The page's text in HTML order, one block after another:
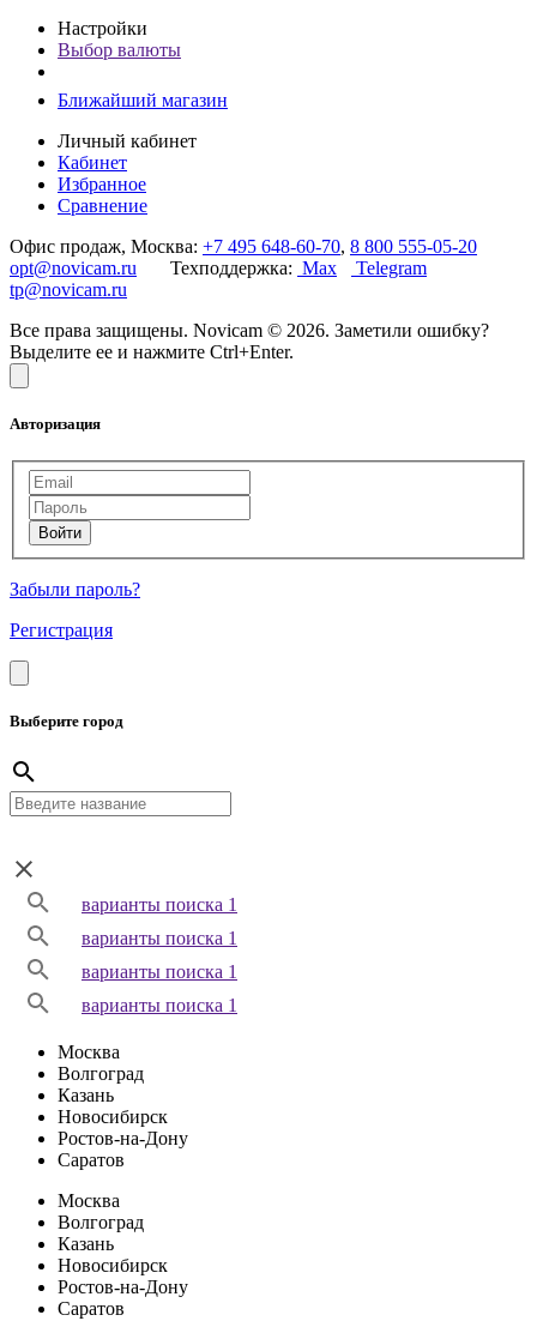
Настройки
Выбор валюты
Ближайший магазин
Личный кабинет
Кабинет
Избранное
Сравнение
Офис продаж, Москва: +7 495 648-60-70, 8 800 555-05-20
opt@novicam.ru Техподдержка: Max
Telegram
tp@novicam.ru
Все права защищены. Novicam © 2026. Заметили ошибку?
Выделите ее и нажмите Ctrl+Enter.
Авторизация
Забыли пароль?
Регистрация
Выберите город
варианты поиска 1
варианты поиска 1
варианты поиска 1
варианты поиска 1
Москва
Волгоград
Казань
Новосибирск
Ростов-на-Дону
Саратов
Москва
Волгоград
Казань
Новосибирск
Ростов-на-Дону
Саратов